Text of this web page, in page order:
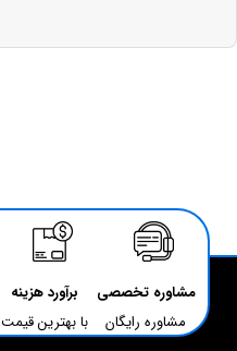
مشاوره تخصصی
مشاوره رایگان
برآورد هزینه
با بهترین قیمت